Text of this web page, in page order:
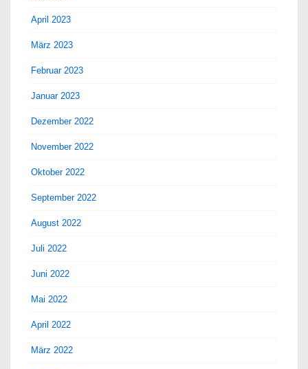
April 2023
März 2023
Februar 2023
Januar 2023
Dezember 2022
November 2022
Oktober 2022
September 2022
August 2022
Juli 2022
Juni 2022
Mai 2022
April 2022
März 2022